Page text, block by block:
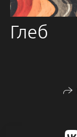
Глеб